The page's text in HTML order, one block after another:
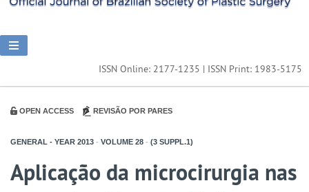
ISSN Online: 2177-1235 | ISSN Print: 1983-5175
OPEN ACCESS REVISÃO POR PARES
GENERAL - YEAR 2013 - VOLUME 28 - (3 SUPPL.1)
Aplicação da microcirurgia nas